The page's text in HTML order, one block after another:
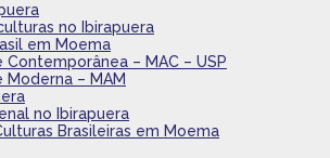
no Ibirapuera
em Moema
Contemporânea – MAC – USP
Moderna – MAM
no Ibirapuera
Brasileiras em Moema